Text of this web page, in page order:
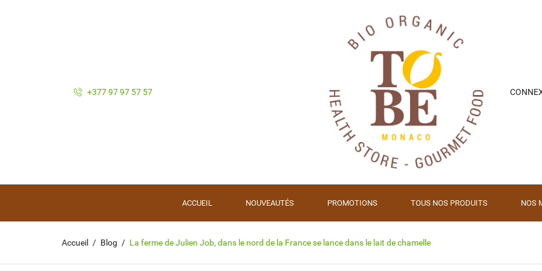
+377 97 97 57 57
ACCUEIL NOUVEAUTÉS PROMOTIONS TOUS NOS PRODUITS NOS
Accueil Blog La ferme de Julien Job, dans le nord de la France se lance dans le lait de chamelle